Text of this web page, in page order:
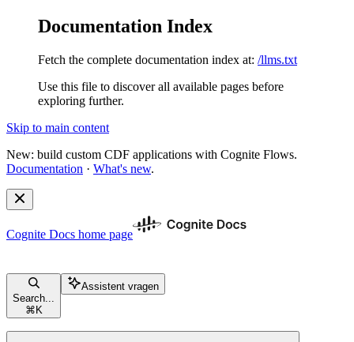
Documentation Index
Fetch the complete documentation index at: /llms.txt
Use this file to discover all available pages before
exploring further.
Skip to main content
New: build custom CDF applications with Cognite Flows.
Documentation · What's new.
Cognite Docs home page
Search...
⌘ K
Assistent vragen